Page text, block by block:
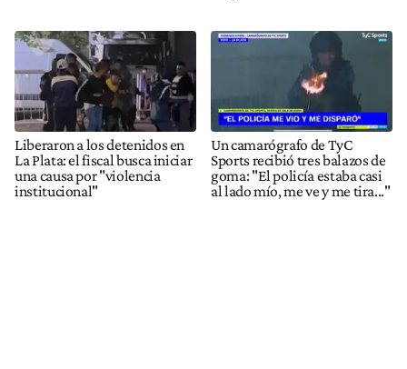
Liberaron a los detenidos en
La Plata: el fiscal busca iniciar
una causa por "violencia
institucional"
Un camarógrafo de TyC
Sports recibió tres balazos de
goma: "El policía estaba casi
al lado mío, me ve y me tira..."